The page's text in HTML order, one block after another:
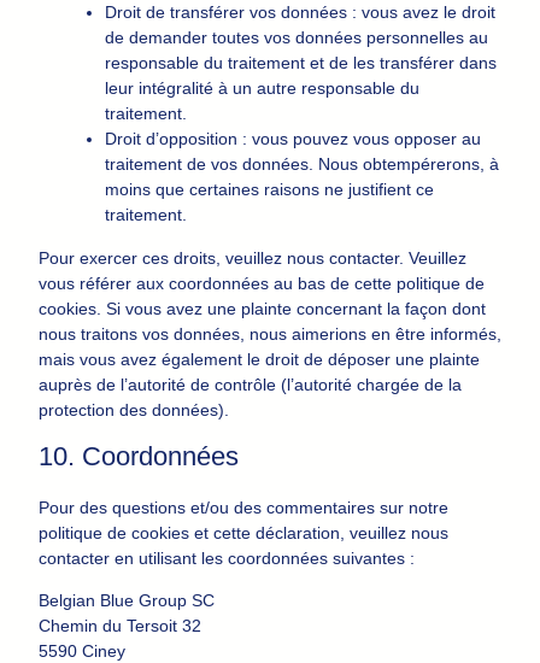
Droit de transférer vos données : vous avez le droit
de demander toutes vos données personnelles au
responsable du traitement et de les transférer dans
leur intégralité à un autre responsable du
traitement.
Droit d’opposition : vous pouvez vous opposer au
traitement de vos données. Nous obtempérerons, à
moins que certaines raisons ne justifient ce
traitement.
Pour exercer ces droits, veuillez nous contacter. Veuillez
vous référer aux coordonnées au bas de cette politique de
cookies. Si vous avez une plainte concernant la façon dont
nous traitons vos données, nous aimerions en être informés,
mais vous avez également le droit de déposer une plainte
auprès de l’autorité de contrôle (l’autorité chargée de la
protection des données).
10. Coordonnées
Pour des questions et/ou des commentaires sur notre
politique de cookies et cette déclaration, veuillez nous
contacter en utilisant les coordonnées suivantes :
Belgian Blue Group SC
Chemin du Tersoit 32
5590 Ciney